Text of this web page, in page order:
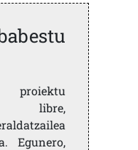
libre,
Egunero,